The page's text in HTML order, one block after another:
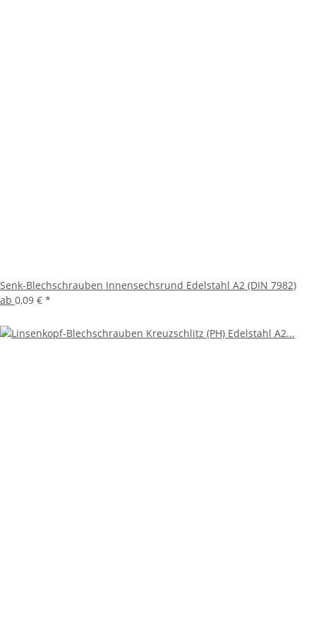
Senk-Blechschrauben Innensechsrund Edelstahl A2 (DIN 7982)
ab 0,09 € *